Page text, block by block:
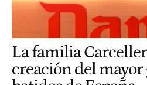
La familia
creación del mayor